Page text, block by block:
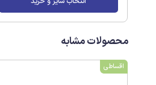
محصولات مشابه
اقساطی